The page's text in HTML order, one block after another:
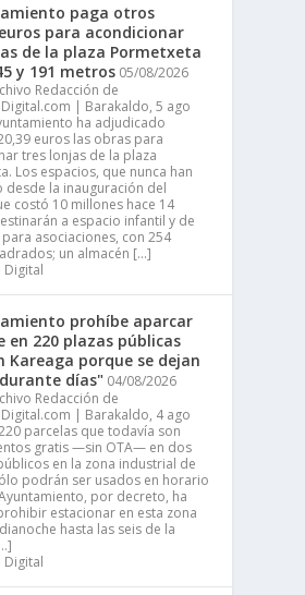
paga otros
para acondicionar
de la plaza Pormetxeta
y 191 metros 05/08/2026
Redacción de
| Barakaldo, 5 ago
ha adjudicado
euros las obras para
tres lonjas de la plaza
Los espacios, que nunca han
desde la inauguración del
costó 10 millones hace 14
a espacio infantil y de
asociaciones, con 254
un almacén […]
Digital
prohíbe aparcar
en 220 plazas públicas
Kareaga porque se dejan
días" 04/08/2026
Redacción de
| Barakaldo, 4 ago
parcelas que todavía son
gratis —sin OTA— en dos
en la zona industrial de
podrán ser usados en horario
por decreto, ha
estacionar en esta zona
hasta las seis de la
Digital